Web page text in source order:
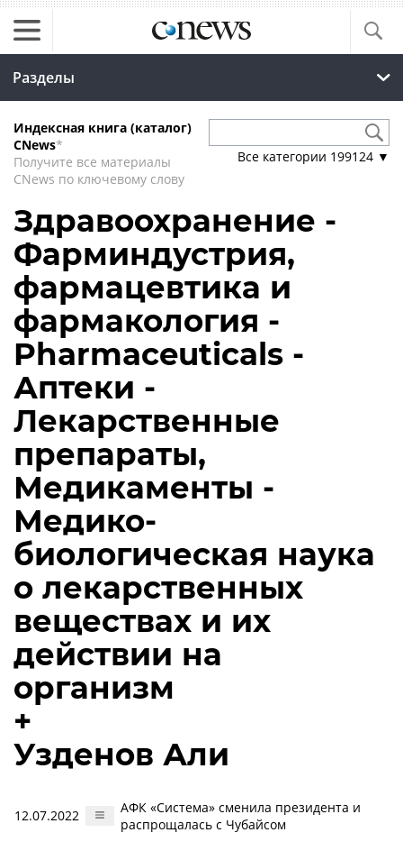
Разделы
Индексная книга (каталог)
CNews*
Получите все материалы
CNews по ключевому слову
Все категории 199124 ▼
Здравоохранение -
Фарминдустрия,
фармацевтика и
фармакология -
Pharmaceuticals -
Аптеки -
Лекарственные
препараты,
Медикаменты -
Медико-
биологическая наука
о лекарственных
веществах и их
действии на
организм
+
Узденов Али
12.07.2022
АФК «Система» сменила президента и
распрощалась с Чубайсом